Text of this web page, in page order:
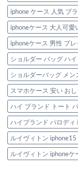
iphone ケース 人気 ブ
iphoneケース 大人可愛
iphoneケース 男性 プレ
ショルダー バッグ ハ
ショルダーバッグ メン
スマホケース 安い お
ハイ ブランド トート
ハイブランド パロディ
ルイヴィトン iphone15
ルイヴィトン iphoneケ